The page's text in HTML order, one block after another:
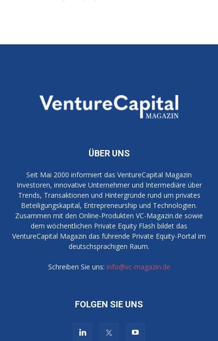
ÜBER UNS
Seit Mai 2000 informiert das VentureCapital Magazin
Investoren, innovative Unternehmer und Intermediäre über
Trends, Transaktionen und Hintergründe rund um privates
Beteiligungskapital, Entrepreneurship und Technologien.
Zusammen mit den Online-Produkten VC-Magazin.de sowie
dem wöchentlichen Private Equity Flash bildet das
VentureCapital Magazin das führende Private Equity-Portal im
deutschsprachigen Raum.
Schreiben Sie uns: info@vc-magazin.de
FOLGEN SIE UNS